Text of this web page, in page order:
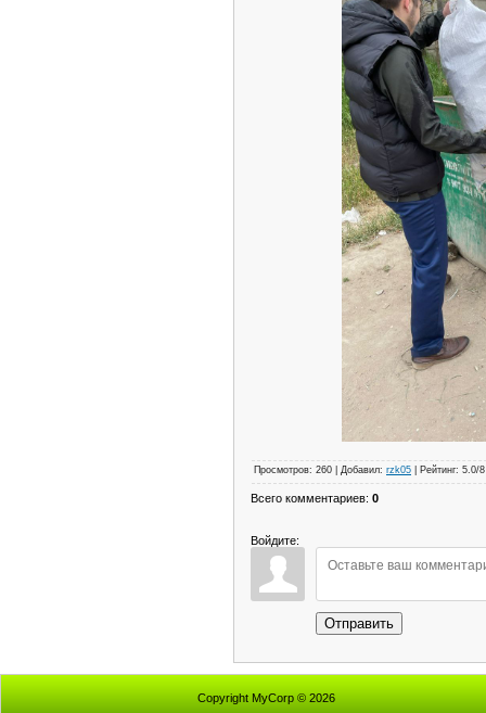
Просмотров: 260 Добавил: rzk05 Рейтинг: 5.0/8
Всего комментариев: 0
Войдите:
Отправить
Copyright MyCorp © 2026